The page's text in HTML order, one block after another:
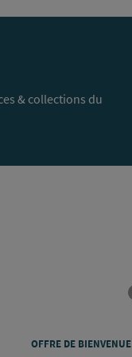
& collections du
OFFRE DE BIENVENUE